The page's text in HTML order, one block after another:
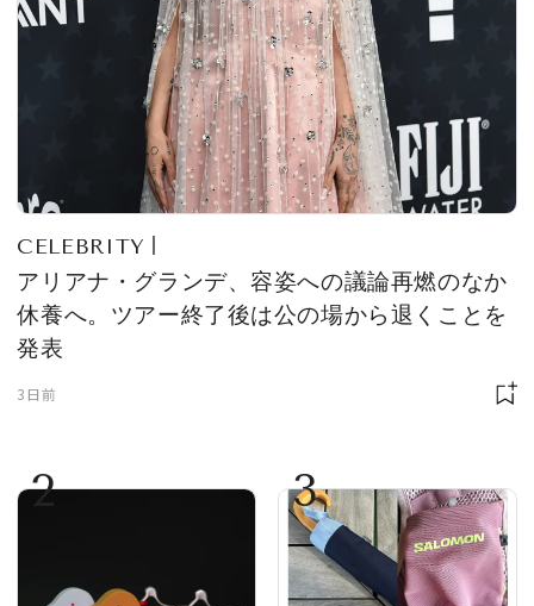
CELEBRITY
アリアナ・グランデ、容姿への議論再燃のなか
休養へ。ツアー終了後は公の場から退くことを
発表
3日前
2 3